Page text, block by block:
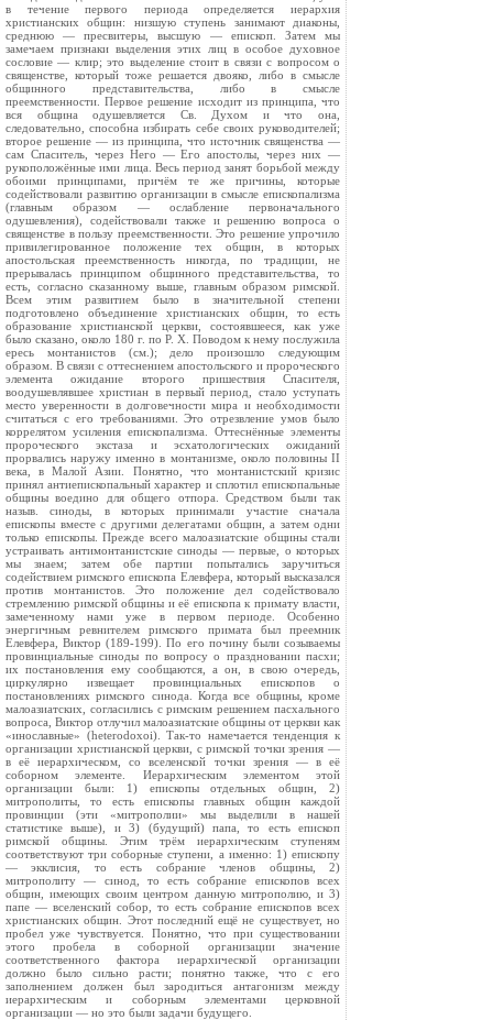
в течение первого периода определяется иерархия
христианских общин: низшую ступень занимают диаконы,
среднюю — пресвитеры, высшую — епископ. Затем мы
замечаем признаки выделения этих лиц в особое духовное
сословие — клир; это выделение стоит в связи с вопросом о
священстве, который тоже решается двояко, либо в смысле
общинного представительства, либо в смысле
преемственности. Первое решение исходит из принципа, что
вся община одушевляется Св. Духом и что она,
следовательно, способна избирать себе своих руководителей;
второе решение — из принципа, что источник священства —
сам Спаситель, через Него — Его апостолы, через них —
рукоположённые ими лица. Весь период занят борьбой между
обоими принципами, причём те же причины, которые
содействовали развитию организации в смысле епископализма
(главным образом — ослабление первоначального
одушевления), содействовали также и решению вопроса о
священстве в пользу преемственности. Это решение упрочило
привилегированное положение тех общин, в которых
апостольская преемственность никогда, по традиции, не
прерывалась принципом общинного представительства, то
есть, согласно сказанному выше, главным образом римской.
Всем этим развитием было в значительной степени
подготовлено объединение христианских общин, то есть
образование христианской церкви, состоявшееся, как уже
было сказано, около 180 г. по Р. Х. Поводом к нему послужила
ересь монтанистов (см.); дело произошло следующим
образом. В связи с оттеснением апостольского и пророческого
элемента ожидание второго пришествия Спасителя,
воодушевлявшее христиан в первый период, стало уступать
место уверенности в долговечности миpa и необходимости
считаться с его требованиями. Это отрезвление умов было
коррелятом усиления епископализма. Оттеснённые элементы
пророческого экстаза и эсхатологических ожиданий
прорвались наружу именно в монтанизме, около половины II
века, в Малой Азии. Понятно, что монтанистский кризис
принял антиепископальный характер и сплотил епископальные
общины воедино для общего отпора. Средством были так
назыв. синоды, в которых принимали участие сначала
епископы вместе с другими делегатами общин, а затем одни
только епископы. Прежде всего малоазиатские общины стали
устраивать антимонтанистские синоды — первые, о которых
мы знаем; затем обе партии попытались заручиться
содействием римского епископа Елевфера, который высказался
против монтанистов. Это положение дел содействовало
стремлению римской общины и её епископа к примату власти,
замеченному нами уже в первом периоде. Особенно
энергичным ревнителем римского примата был преемник
Елевфера, Виктор (189-199). По его почину были созываемы
провинциальные синоды по вопросу о праздновании пасхи;
их постановления ему сообщаются, а он, в свою очередь,
циркулярно извещает провинциальных епископов о
постановлениях римского синода. Когда все общины, кроме
малоазиатских, согласились с римским решением пасхального
вопроса, Виктор отлучил малоазиатские общины от церкви как
«инославные» (heterodoxoi). Так-то намечается тенденция к
организации христианской церкви, с римской точки зрения —
в её иерархическом, со вселенской точки зрения — в её
соборном элементе. Иерархическим элементом этой
организации были: 1) епископы отдельных общин, 2)
митрополиты, то есть епископы главных общин каждой
провинции (эти «митрополии» мы выделили в нашей
статистике выше), и 3) (будущий) папа, то есть епископ
римской общины. Этим трём иерархическим ступеням
соответствуют три соборные ступени, а именно: 1) епископу
— экклисия, то есть собрание членов общины, 2)
митрополиту — синод, то есть собрание епископов всех
общин, имеющих своим центром данную митрополию, и 3)
папе — вселенский собор, то есть собрание епископов всех
христианских общин. Этот последний ещё не существует, но
пробел уже чувствуется. Понятно, что при существовании
этого пробела в соборной организации значение
соответственного фактора иерархической организации
должно было сильно расти; понятно также, что с его
заполнением должен был зародиться антагонизм между
иерархическим и соборным элементами церковной
организации — но это были задачи будущего.